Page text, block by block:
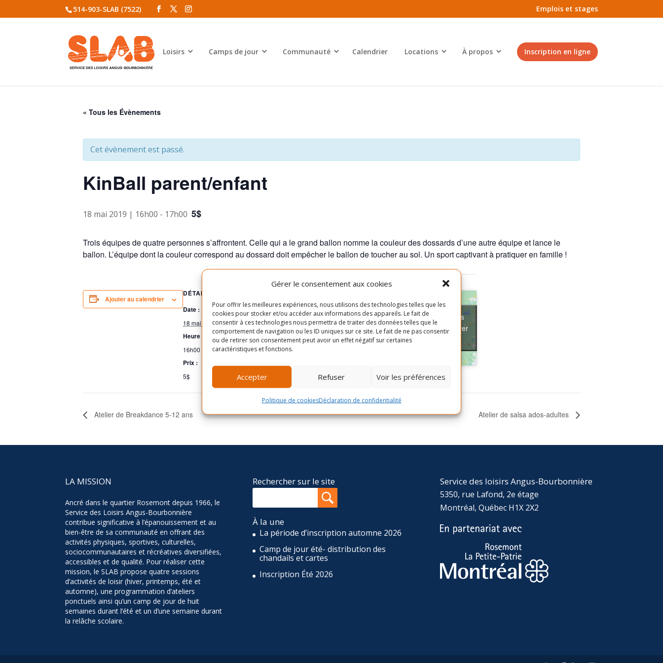
Gérer le consentement aux cookies
Pour offrir les meilleures expériences, nous utilisons des technologies telles que les
cookies pour stocker et/ou accéder aux informations des appareils. Le fait de
consentir à ces technologies nous permettra de traiter des données telles que le
comportement de navigation ou les ID uniques sur ce site. Le fait de ne pas consentir
ou de retirer son consentement peut avoir un effet négatif sur certaines
caractéristiques et fonctions.
Accepter Refuser Voir les préférences
Politique de cookiesDéclaration de confidentialité
514-903-SLAB (7522) Emplois et stages
Loisirs Camps de jour Communauté Calendrier Locations À propos Inscription en ligne
« Tous les Évènements
Cet évènement est passé.
KinBall parent/enfant
18 mai 2019 | 16h00 - 17h00 5$
Trois équipes de quatre personnes s’affrontent. Celle qui a le grand ballon nomme la couleur des dossards d’une autre équipe et lance le
ballon. L’équipe dont la couleur correspond au dossard doit empêcher le ballon de toucher au sol. Un sport captivant à pratiquer en famille !
Ajouter au calendrier
DÉTAILS
Date :
18 mai 2019
Heure :
16h00 - 17h00
Prix :
5$
Centre Gabrielle-et-Marcel-
Lapalme
5350 Rue Lafond
Montréal
Cliquez pour accepter les
cookies marketing et activer
ce contenu
Atelier de Breakdance 5-12 ans Atelier de salsa ados-adultes
LA MISSION
Ancré dans le quartier Rosemont depuis 1966, le
Service des Loisirs Angus-Bourbonnière
contribue significative à l’épanouissement et au
bien-être de sa communauté en offrant des
activités physiques, sportives, culturelles,
sociocommunautaires et récréatives diversifiées,
accessibles et de qualité. Pour réaliser cette
mission, le SLAB propose quatre sessions
d’activités de loisir (hiver, printemps, été et
automne), une programmation d’ateliers
ponctuels ainsi qu’un camp de jour de huit
semaines durant l’été et un d’une semaine durant
la relâche scolaire.
Rechercher sur le site
À la une
La période d’inscription automne 2026
Camp de jour été- distribution des
chandails et cartes
Inscription Été 2026
Service des loisirs Angus-Bourbonnière
5350, rue Lafond, 2e étage
Montréal, Québec H1X 2X2